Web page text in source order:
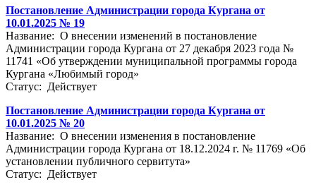
Постановление Администрации города Кургана от
10.01.2025 № 19
Название: О внесении изменений в постановление
Администрации города Кургана от 27 декабря 2023 года №
11741 «Об утверждении муниципальной программы города
Кургана «Любимый город»
Статус: Действует
Постановление Администрации города Кургана от
10.01.2025 № 20
Название: О внесении изменения в постановление
Администрации города Кургана от 18.12.2024 г. № 11769 «Об
установлении публичного сервитута»
Статус: Действует